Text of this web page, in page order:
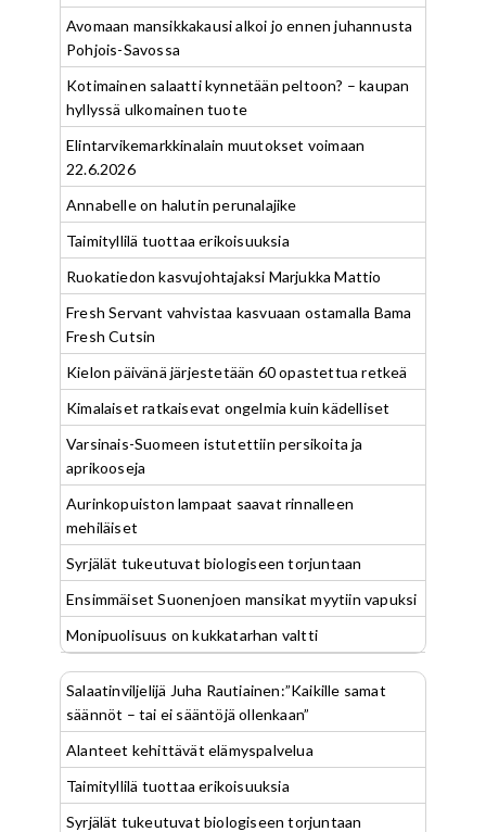
Avomaan mansikkakausi alkoi jo ennen juhannusta
Pohjois-Savossa
Kotimainen salaatti kynnetään peltoon? – kaupan
hyllyssä ulkomainen tuote
Elintarvikemarkkinalain muutokset voimaan
22.6.2026
Annabelle on halutin perunalajike
Taimityllilä tuottaa erikoisuuksia
Ruokatiedon kasvujohtajaksi Marjukka Mattio
Fresh Servant vahvistaa kasvuaan ostamalla Bama
Fresh Cutsin
Kielon päivänä järjestetään 60 opastettua retkeä
Kimalaiset ratkaisevat ongelmia kuin kädelliset
Varsinais-Suomeen istutettiin persikoita ja
aprikooseja
Aurinkopuiston lampaat saavat rinnalleen
mehiläiset
Syrjälät tukeutuvat biologiseen torjuntaan
Ensimmäiset Suonenjoen mansikat myytiin vapuksi
Monipuolisuus on kukkatarhan valtti
Salaatinviljelijä Juha Rautiainen:”Kaikille samat
säännöt – tai ei sääntöjä ollenkaan”
Alanteet kehittävät elämyspalvelua
Taimityllilä tuottaa erikoisuuksia
Syrjälät tukeutuvat biologiseen torjuntaan